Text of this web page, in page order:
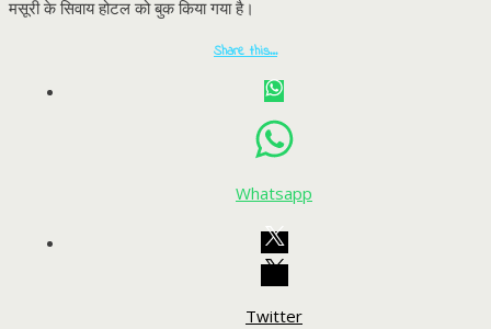
मसूरी के सिवाय होटल को बुक किया गया है।
Share this…
Whatsapp
Twitter